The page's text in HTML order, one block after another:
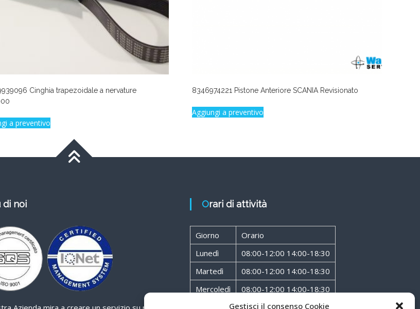
Gestisci il consenso Cookie
Cinghia trapezoidale a nervature
a preventivo
8346974221 Pistone Anteriore SCANIA Revisionato
Aggiungi a preventivo
di noi Orari di attività
Giorno
Orario
Lunedì
08:00-12:00 14:00-18:30
Martedì
08:00-12:00 14:00-18:30
Mercoledì
08:00-12:00 14:00-18:30
08:00-12:00 14:00-18:30